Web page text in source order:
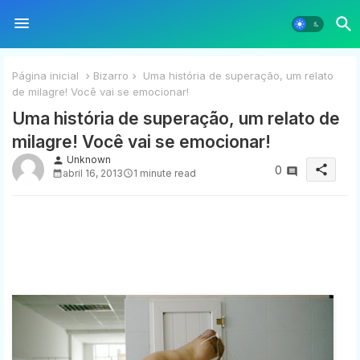
Página inicial Bizarro
Uma história de superação, um relato
de milagre! Você vai se emocionar!
Uma história de superação, um relato de
milagre! Você vai se emocionar!
person Unknown
abril 16, 2013
1 minute read 0 share